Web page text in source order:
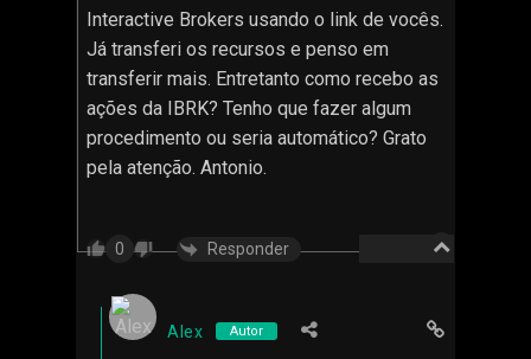
Interactive Brokers usando o link de vocês.
Já transferi os recursos e penso em
transferir mais. Entretanto como recebo as
ações da IBRK? Tenho que fazer algum
procedimento ou seria automático? Grato
pela atenção. Antonio.
0 Responder
Alex Autor